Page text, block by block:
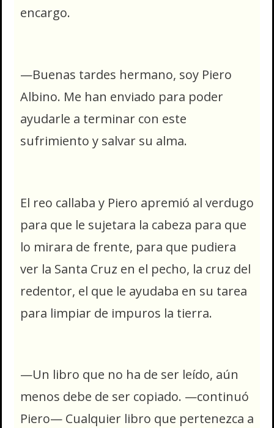
encargo.
—Buenas tardes hermano, soy Piero
Albino. Me han enviado para poder
ayudarle a terminar con este
sufrimiento y salvar su alma.
El reo callaba y Piero apremió al verdugo
para que le sujetara la cabeza para que
lo mirara de frente, para que pudiera
ver la Santa Cruz en el pecho, la cruz del
redentor, el que le ayudaba en su tarea
para limpiar de impuros la tierra.
—Un libro que no ha de ser leído, aún
menos debe de ser copiado. —continuó
Piero— Cualquier libro que pertenezca a